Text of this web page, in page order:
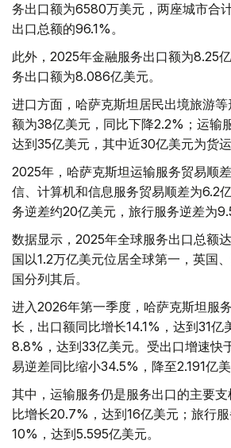
务出口额为6580万美元，两座城市合
出口总额的96.1%。
此外，2025年金融服务出口额为8.25
务出口额为8.086亿美元。
进口方面，哈萨克斯坦居民出境旅游
额为38亿美元，同比下降2.2%；运输
达到35亿美元，其中近30亿美元为货运
2025年，哈萨克斯坦运输服务贸易顺
信、计算机和信息服务贸易顺差为6.2
务逆差约20亿美元，旅行服务逆差为
数据显示，2025年全球服务出口总额
国以1.2万亿美元位居全球第一，英国
国分列其后。
进入2026年第一季度，哈萨克斯坦服
长，出口额同比增长14.1%，达到31亿
8.8%，达到33亿美元。受出口增速快
易逆差同比缩小34.5%，降至2.191亿美
其中，运输服务仍是服务出口的主要
比增长20.7%，达到16亿美元；旅行
10%，达到5.595亿美元。